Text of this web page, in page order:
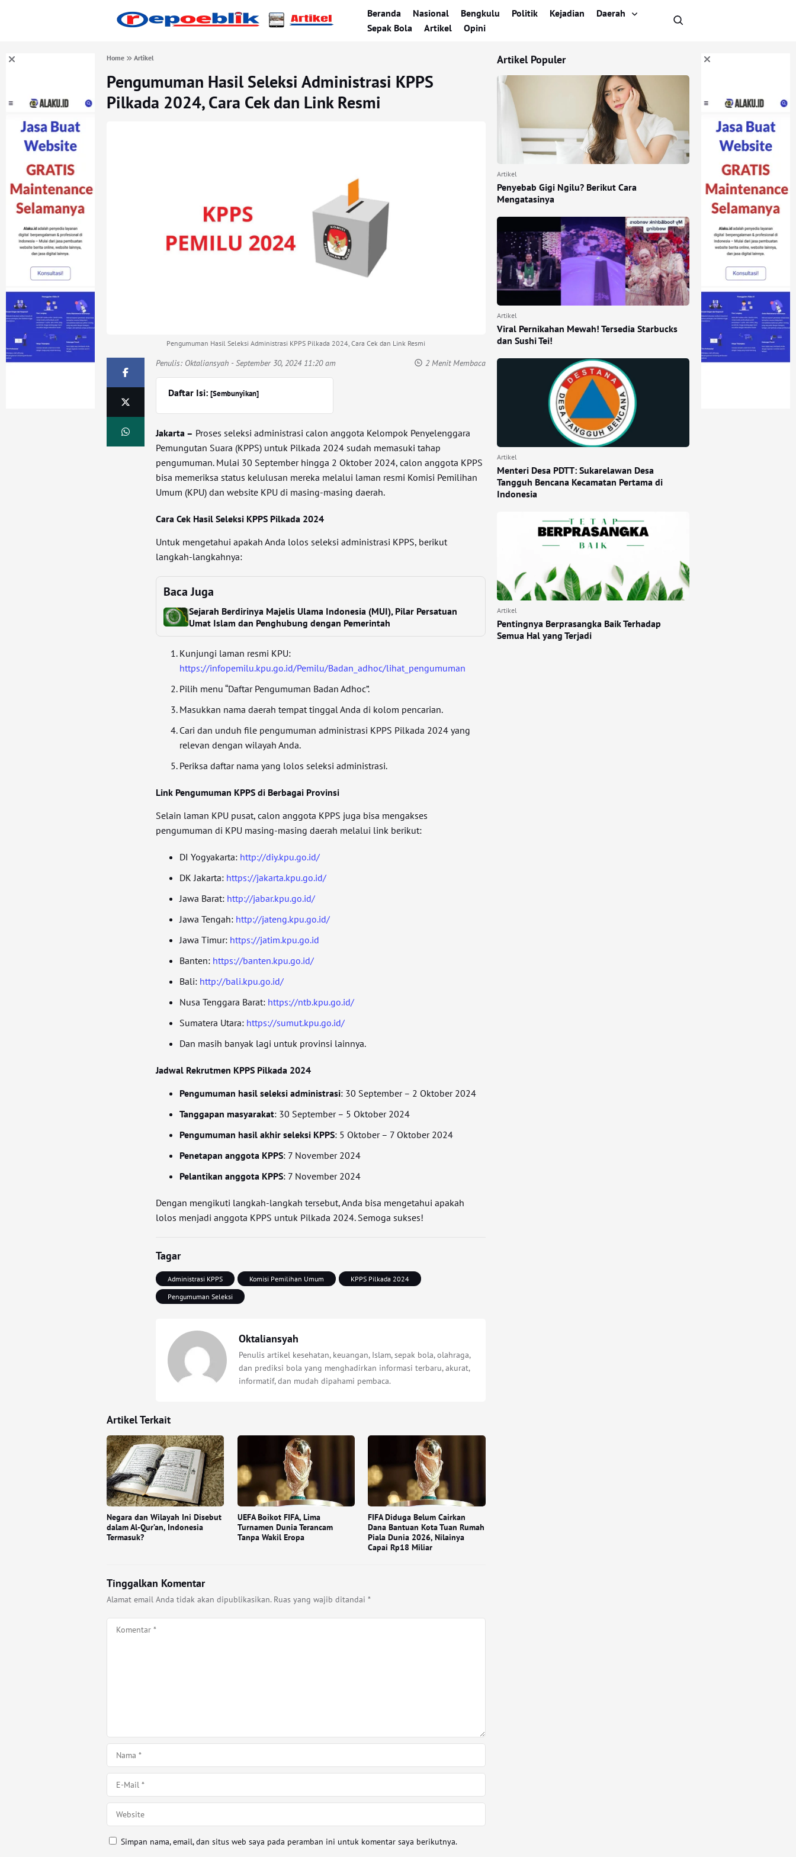
Beranda Nasional Bengkulu Politik Kejadian
Daerah
Sepak Bola
Artikel Opini
Home Artikel
Pengumuman Hasil Seleksi Administrasi KPPS
Pilkada 2024, Cara Cek dan Link Resmi
Pengumuman Hasil Seleksi Administrasi KPPS Pilkada 2024, Cara Cek dan Link Resmi
Penulis: Oktaliansyah - September 30, 2024 11:20 am 2 Menit Membaca
Daftar Isi:[Sembunyikan]
Jakarta – Proses seleksi administrasi calon anggota Kelompok Penyelenggara
Pemungutan Suara (KPPS) untuk Pilkada 2024 sudah memasuki tahap
pengumuman. Mulai 30 September hingga 2 Oktober 2024, calon anggota KPPS
bisa memeriksa status kelulusan mereka melalui laman resmi Komisi Pemilihan
Umum (KPU) dan website KPU di masing-masing daerah.
Cara Cek Hasil Seleksi KPPS Pilkada 2024
Untuk mengetahui apakah Anda lolos seleksi administrasi KPPS, berikut
langkah-langkahnya:
Baca Juga
Sejarah Berdirinya Majelis Ulama Indonesia (MUI), Pilar Persatuan
Umat Islam dan Penghubung dengan Pemerintah
Kunjungi laman resmi KPU:
https://infopemilu.kpu.go.id/Pemilu/Badan_adhoc/lihat_pengumuman
Pilih menu “Daftar Pengumuman Badan Adhoc”.
Masukkan nama daerah tempat tinggal Anda di kolom pencarian.
Cari dan unduh file pengumuman administrasi KPPS Pilkada 2024 yang
relevan dengan wilayah Anda.
Periksa daftar nama yang lolos seleksi administrasi.
Link Pengumuman KPPS di Berbagai Provinsi
Selain laman KPU pusat, calon anggota KPPS juga bisa mengakses
pengumuman di KPU masing-masing daerah melalui link berikut:
DI Yogyakarta: http://diy.kpu.go.id/
DK Jakarta: https://jakarta.kpu.go.id/
Jawa Barat: http://jabar.kpu.go.id/
Jawa Tengah: http://jateng.kpu.go.id/
Jawa Timur: https://jatim.kpu.go.id
Banten: https://banten.kpu.go.id/
Bali: http://bali.kpu.go.id/
Nusa Tenggara Barat: https://ntb.kpu.go.id/
Sumatera Utara: https://sumut.kpu.go.id/
Dan masih banyak lagi untuk provinsi lainnya.
Jadwal Rekrutmen KPPS Pilkada 2024
Pengumuman hasil seleksi administrasi: 30 September – 2 Oktober 2024
Tanggapan masyarakat: 30 September – 5 Oktober 2024
Pengumuman hasil akhir seleksi KPPS: 5 Oktober – 7 Oktober 2024
Penetapan anggota KPPS: 7 November 2024
Pelantikan anggota KPPS: 7 November 2024
Dengan mengikuti langkah-langkah tersebut, Anda bisa mengetahui apakah
lolos menjadi anggota KPPS untuk Pilkada 2024. Semoga sukses!
Tagar
Administrasi KPPS Komisi Pemilihan Umum
KPPS Pilkada 2024
Pengumuman Seleksi
Oktaliansyah
Penulis artikel kesehatan, keuangan, Islam, sepak bola, olahraga,
dan prediksi bola yang menghadirkan informasi terbaru, akurat,
informatif, dan mudah dipahami pembaca.
Artikel Terkait
Negara dan Wilayah Ini Disebut
dalam Al-Qur’an, Indonesia
Termasuk?
UEFA Boikot FIFA, Lima
Turnamen Dunia Terancam
Tanpa Wakil Eropa
FIFA Diduga Belum Cairkan
Dana Bantuan Kota Tuan Rumah
Piala Dunia 2026, Nilainya
Capai Rp18 Miliar
Tinggalkan Komentar
Alamat email Anda tidak akan dipublikasikan. Ruas yang wajib ditandai *
Simpan nama, email, dan situs web saya pada peramban ini untuk komentar saya berikutnya.
Artikel Populer
Artikel
Penyebab Gigi Ngilu? Berikut Cara
Mengatasinya
Artikel
Viral Pernikahan Mewah! Tersedia Starbucks
dan Sushi Tei!
Artikel
Menteri Desa PDTT: Sukarelawan Desa
Tangguh Bencana Kecamatan Pertama di
Indonesia
Artikel
Pentingnya Berprasangka Baik Terhadap
Semua Hal yang Terjadi